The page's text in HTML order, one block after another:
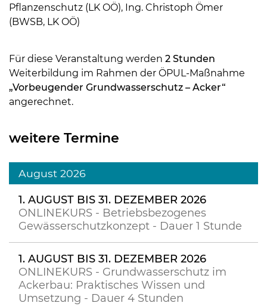
Skip to main content
Pflanzenschutz (LK OÖ), Ing. Christoph Ömer
(BWSB, LK OÖ)
Für diese Veranstaltung werden 2 Stunden
Weiterbildung im Rahmen der ÖPUL-Maßnahme
„Vorbeugender Grundwasserschutz – Acker“
angerechnet.
weitere Termine
August 2026
1. AUGUST BIS 31. DEZEMBER 2026
ONLINEKURS - Betriebsbezogenes
Gewässerschutzkonzept - Dauer 1 Stunde
1. AUGUST BIS 31. DEZEMBER 2026
ONLINEKURS - Grundwasserschutz im
Ackerbau: Praktisches Wissen und
Umsetzung - Dauer 4 Stunden